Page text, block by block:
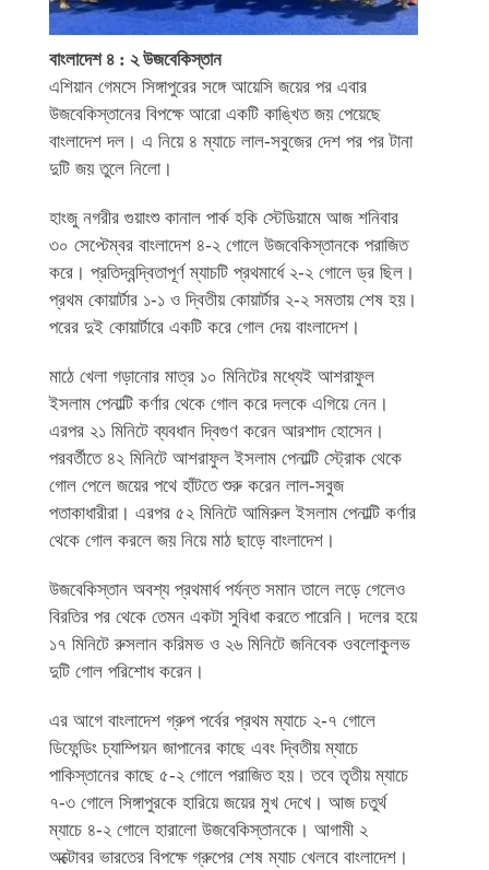
বাংলাদেশ ৪ : ২ উজবেকিস্তান
এশিয়ান গেমসে সিঙ্গাপুরের সঙ্গে আয়েসি জয়ের পর এবার
উজবেকিস্তানের বিপক্ষে আরো একটি কাঙ্খিত জয় পেয়েছে
বাংলাদেশ দল। এ নিয়ে ৪ ম্যাচে লাল-সবুজের দেশ পর পর টানা
দুটি জয় তুলে নিলো।
হাংজু নগরীর গুয়াংশু কানাল পার্ক হকি স্টেডিয়ামে আজ শনিবার
৩০ সেপ্টেম্বর বাংলাদেশ ৪-২ গোলে উজবেকিস্তানকে পরাজিত
করে। প্রতিদ্বন্দ্বিতাপূর্ণ ম্যাচটি প্রথমার্ধে ২-২ গোলে ড্র ছিল।
প্রথম কোয়ার্টার ১-১ ও দ্বিতীয় কোয়ার্টার ২-২ সমতায় শেষ হয়।
পরের দুই কোয়ার্টারে একটি করে গোল দেয় বাংলাদেশ।
মাঠে খেলা গড়ানোর মাত্র ১০ মিনিটের মধ্যেই আশরাফুল
ইসলাম পেনাল্টি কর্ণার থেকে গোল করে দলকে এগিয়ে নেন।
এরপর ২১ মিনিটে ব্যবধান দ্বিগুণ করেন আরশাদ হোসেন।
পরবর্তীতে ৪২ মিনিটে আশরাফুল ইসলাম পেনাল্টি স্ট্রোক থেকে
গোল পেলে জয়ের পথে হাঁটতে শুরু করেন লাল-সবুজ
পতাকাধারীরা। এরপর ৫২ মিনিটে আমিরুল ইসলাম পেনাল্টি কর্ণার
থেকে গোল করলে জয় নিয়ে মাঠ ছাড়ে বাংলাদেশ।
উজবেকিস্তান অবশ্য প্রথমার্ধ পর্যন্ত সমান তালে লড়ে গেলেও
বিরতির পর থেকে তেমন একটা সুবিধা করতে পারেনি। দলের হয়ে
১৭ মিনিটে রুসলান করিমভ ও ২৬ মিনিটে জনিবেক ওবলোকুলভ
দুটি গোল পরিশোধ করেন।
এর আগে বাংলাদেশ গ্রুপ পর্বের প্রথম ম্যাচে ২-৭ গোলে
ডিফেন্ডিং চ্যাম্পিয়ন জাপানের কাছে এবং দ্বিতীয় ম্যাচে
পাকিস্তানের কাছে ৫-২ গোলে পরাজিত হয়। তবে তৃতীয় ম্যাচে
৭-৩ গোলে সিঙ্গাপুরকে হারিয়ে জয়ের মুখ দেখে। আজ চতুর্থ
ম্যাচে ৪-২ গোলে হারালো উজবেকিস্তানকে। আগামী ২
অক্টোবর ভারতের বিপক্ষে গ্রুপের শেষ ম্যাচ খেলবে বাংলাদেশ।